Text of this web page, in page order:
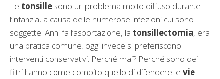
Le tonsille sono un problema molto diffuso durante
l’infanzia, a causa delle numerose infezioni cui sono
soggette. Anni fa l’asportazione, la tonsillectomia, era
una pratica comune, oggi invece si preferiscono
interventi conservativi. Perché mai? Perché sono dei
filtri hanno come compito quello di difendere le vie